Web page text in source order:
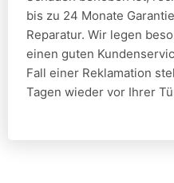
bis zu 24 Monate
Reparatur. Wir legen
einen guten
Fall einer Reklamation
Tagen wieder vor Ihrer